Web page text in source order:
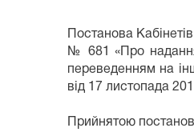
Постанова
№ 681 «Про
переведенням на
від 17 листопада
Прийнятою